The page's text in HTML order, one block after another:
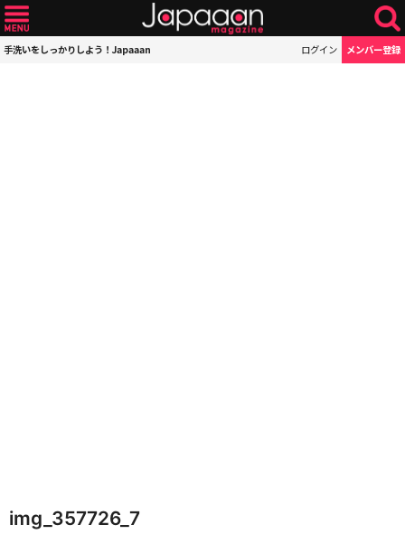
手洗いをしっかりしよう！Japaaan ログイン メンバー登録
img_357726_7